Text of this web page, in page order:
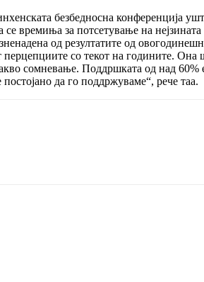
безбедносна конференција
се времиња за потсетување на
од резултатите од
перцепциите со текот на годините.
сомневање. Поддршката од над 60%
да го поддржуваме“, рече таа.